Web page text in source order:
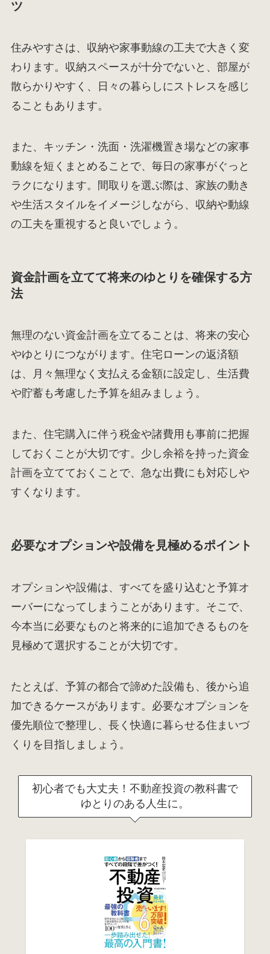
ツ
住みやすさは、収納や家事動線の工夫で大きく変
わります。収納スペースが十分でないと、部屋が
散らかりやすく、日々の暮らしにストレスを感じ
ることもあります。
また、キッチン・洗面・洗濯機置き場などの家事
動線を短くまとめることで、毎日の家事がぐっと
ラクになります。間取りを選ぶ際は、家族の動き
や生活スタイルをイメージしながら、収納や動線
の工夫を重視すると良いでしょう。
資金計画を立てて将来のゆとりを確保する方
法
無理のない資金計画を立てることは、将来の安心
やゆとりにつながります。住宅ローンの返済額
は、月々無理なく支払える金額に設定し、生活費
や貯蓄も考慮した予算を組みましょう。
また、住宅購入に伴う税金や諸費用も事前に把握
しておくことが大切です。少し余裕を持った資金
計画を立てておくことで、急な出費にも対応しや
すくなります。
必要なオプションや設備を見極めるポイント
オプションや設備は、すべてを盛り込むと予算オ
ーバーになってしまうことがあります。そこで、
今本当に必要なものと将来的に追加できるものを
見極めて選択することが大切です。
たとえば、予算の都合で諦めた設備も、後から追
加できるケースがあります。必要なオプションを
優先順位で整理し、長く快適に暮らせる住まいづ
くりを目指しましょう。
初心者でも大丈夫！不動産投資の教科書で
ゆとりのある人生に。